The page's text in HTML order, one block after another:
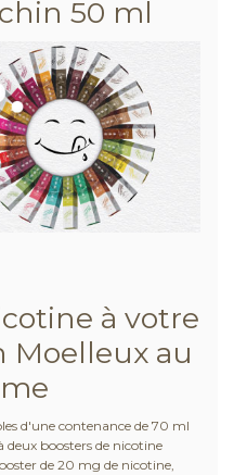
50 ml
à votre
Moelleux au
d'une contenance de 70 ml
boosters de nicotine
de 20 mg de nicotine,